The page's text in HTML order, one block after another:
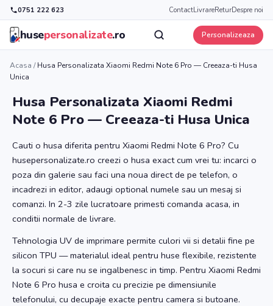
0751 222 623 ContactLivrareReturDespre noi
husepersonalizate.ro Personalizeaza
Acasa /Husa Personalizata Xiaomi Redmi Note 6 Pro — Creeaza-ti Husa
Unica
Husa Personalizata Xiaomi Redmi
Note 6 Pro — Creeaza-ti Husa Unica
Cauti o husa diferita pentru Xiaomi Redmi Note 6 Pro? Cu
husepersonalizate.ro creezi o husa exact cum vrei tu: incarci o
poza din galerie sau faci una noua direct de pe telefon, o
incadrezi in editor, adaugi optional numele sau un mesaj si
comanzi. In 2-3 zile lucratoare primesti comanda acasa, in
conditii normale de livrare.
Tehnologia UV de imprimare permite culori vii si detalii fine pe
silicon TPU — materialul ideal pentru huse flexibile, rezistente
la socuri si care nu se ingalbenesc in timp. Pentru Xiaomi Redmi
Note 6 Pro husa e croita cu precizie pe dimensiunile
telefonului, cu decupaje exacte pentru camera si butoane.